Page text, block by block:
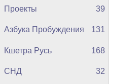
Проекты 39
Азбука Пробуждения 131
Кшетра Русь 168
СНД 32